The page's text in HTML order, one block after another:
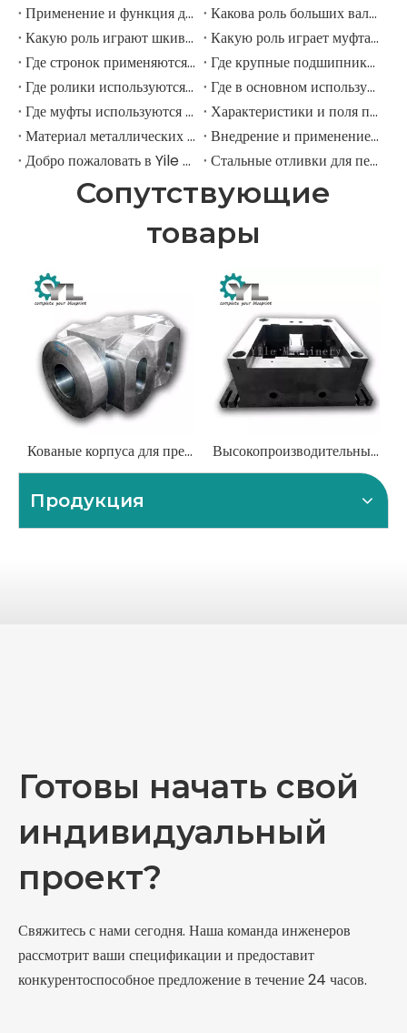
Применение и функция дорожных роликов в горнодобывающих экскаваторах
Какова роль больших валов в горнодобывающих экскаваторах?
Какую роль играют шкивы в крупных горнодобывающих экскаваторах?
Какую роль играет муфта в горнодобывающем экскаваторе?
Где стронок применяются в горнодобывающем оборудовании?
Где крупные подшипники применяются в механическом оборудовании?
Где ролики используются в крупномасштабном механическом оборудовании?
Где в основном используются промышленные шкивы?
Где муфты используются в промышленном поле?
Характеристики и поля применения шестерни для елочки
Материал металлических передач
Внедрение и применение прямозубых передач.
Добро пожаловать в Yile Machinery
Стальные отливки для передач
Сопутствующие
товары
Кованые корпуса для превенторов (ПВП) API 16A Высокопроизводительные формы для машин по производству бетонных блоков и кирпича
Продукция
Готовы начать свой
индивидуальный
проект?
Свяжитесь с нами сегодня. Наша команда инженеров
рассмотрит ваши спецификации и предоставит
конкурентоспособное предложение в течение 24 часов.